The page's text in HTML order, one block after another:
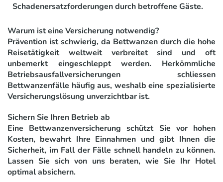
Schadenersatzforderungen durch betroffene Gäste.
Warum ist eine Versicherung notwendig?
Prävention ist schwierig, da Bettwanzen durch die hohe
Reisetätigkeit weltweit verbreitet sind und oft
unbemerkt eingeschleppt werden. Herkömmliche
Betriebsausfallversicherungen schliessen
Bettwanzenfälle häufig aus, weshalb eine spezialisierte
Versicherungslösung unverzichtbar ist.
Sichern Sie Ihren Betrieb ab
Eine Bettwanzenversicherung schützt Sie vor hohen
Kosten, bewahrt Ihre Einnahmen und gibt Ihnen die
Sicherheit, im Fall der Fälle schnell handeln zu können.
Lassen Sie sich von uns beraten, wie Sie Ihr Hotel
optimal absichern.